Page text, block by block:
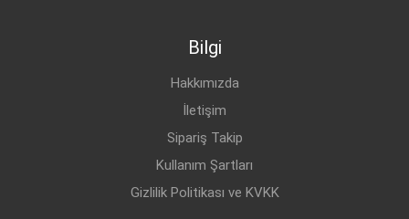
Bilgi
Hakkımızda
İletişim
Sipariş Takip
Kullanım Şartları
Gizlilik Politikası ve KVKK